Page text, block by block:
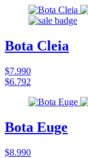
Bota Cleia
$7.990
$6.792
Bota Euge
$8.990